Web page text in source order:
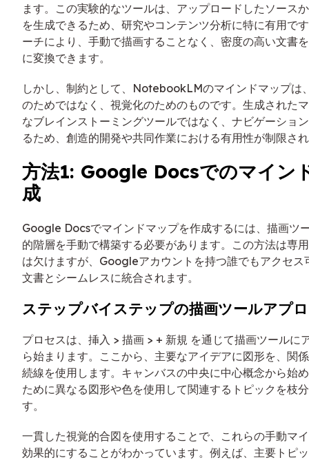
ます。この実験的なツールは、アップロードしたソース
を生成できるため、研究やコンテンツ分析に特に有用で
ーチにより、手動で描画することなく、密度の高い文書
に変換できます。
しかし、制約として、NotebookLMのマインドマップは
のためではなく、視覚化のためのものです。生成された
なブレインストーミングツールではなく、ナビゲーショ
るため、創造的開発や共同作業における有用性が制限さ
方法1: Google Docsでのマイン
成
Google Docsでマインドマップを作成するには、描画ツ
的階層を手動で構築する必要があります。この方法は専
は欠けますが、Googleアカウントを持つ誰でもアクセス
文書とシームレスに統合されます。
ステップバイステップの描画ツールアプ
プロセスは、挿入 > 描画 > + 新規 を通じて描画ツールに
ら始まります。ここから、主要なアイデアに図形を、関
続線を使用します。キャンバスの中央に中心概念から始
ために異なる図形や色を使用して関連するトピックを枝
す。
一貫した視覚的合図を使用することで、これらの手動マ
効果的にすることがわかっています。例えば、主要トピ